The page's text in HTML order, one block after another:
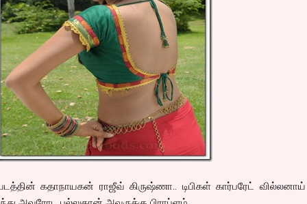
கதாநாயகன் ராஜீவ் கிருஷ்ணா.. டிபிகள் கார்பரேட்